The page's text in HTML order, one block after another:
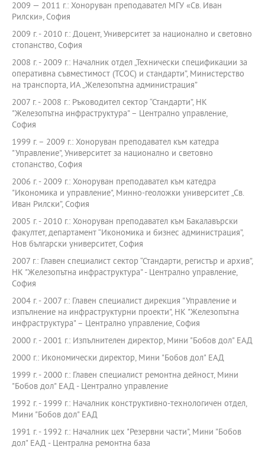
2009 — 2011 г.: Хоноруван преподавател МГУ «Св. Иван
Рилски», София
2009 г. - 2010 г.: Доцент, Университет за национално и световно
стопанство, София
2008 г. - 2009 г.: Началник отдел „Технически спецификации за
оперативна съвместимост (ТСОС) и стандарти”, Министерство
на транспорта, ИА „Железопътна администрация”
2007 г. - 2008 г.: Ръководител сектор “Стандарти”, НК
"Железопътна инфраструктура" – Централно управление,
София
1999 г. – 2009 г.: Хоноруван преподавател към катедра
"Управление", Университет за национално и световно
стопанство, София
2006 г. - 2009 г.: Хоноруван преподавател към катедра
"Икономика и управление", Минно-геоложки университет „Св.
Иван Рилски”, София
2005 г. - 2010 г.: Хоноруван преподавател към Бакалавърски
факултет, департамент “Икономика и бизнес администрация”,
Нов български университет, София
2007 г.: Главен специалист сектор “Стандарти, регистър и архив”,
НК "Железопътна инфраструктура" - Централно управление,
София
2004 г. - 2007 г.: Главен специалист дирекция "Управление и
изпълнение на инфраструктурни проекти", НК "Железопътна
инфраструктура" – Централно управление, София
2000 г. - 2001 г.: Изпълнителен директор, Мини "Бобов дол" ЕАД
2000 г.: Икономически директор, Мини "Бобов дол" ЕАД
1999 г. - 2000 г.: Главен специалист ремонтна дейност, Мини
"Бобов дол" ЕАД - Централно управление
1992 г. - 1999 г.: Началник конструктивно-технологичен отдел,
Мини "Бобов дол" ЕАД
1991 г. - 1992 г.: Началник цех "Резервни части", Мини "Бобов
дол" ЕАД - Централна ремонтна база